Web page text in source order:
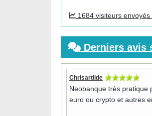
1684 visiteurs
Derniers avis
Chrisartlide
Neobanque très pratique
euro ou crypto et autres